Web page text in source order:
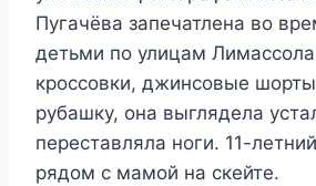
Пугачёва запечатлена во
детьми по улицам
кроссовки, джинсовые
рубашку, она выглядела
переставляла ноги. 11-
рядом с мамой на скейте.